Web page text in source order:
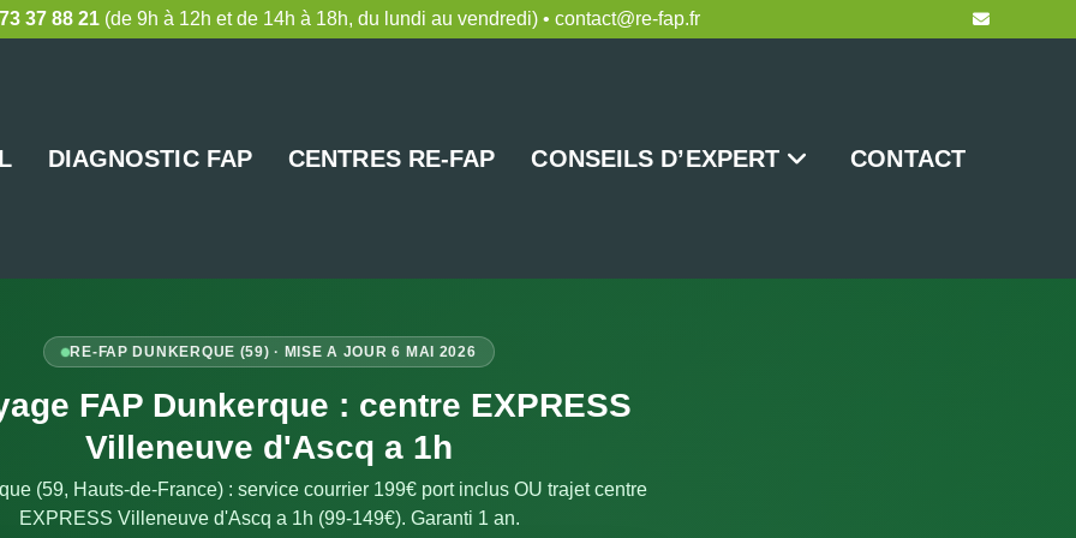
37 88 21 (de 9h à 12h et de 14h à 18h, du lundi au vendredi) • contact@re-fap.fr
DIAGNOSTIC FAP CENTRES RE-FAP CONSEILS D’EXPERT CONTACT
RE-FAP DUNKERQUE (59) · MISE A JOUR 6 MAI 2026
FAP Dunkerque : centre EXPRESS
Villeneuve d'Ascq a 1h
(59, Hauts-de-France) : service courrier 199€ port inclus OU trajet centre
EXPRESS Villeneuve d'Ascq a 1h (99-149€). Garanti 1 an.